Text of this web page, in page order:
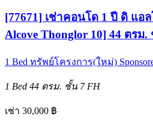
[77671] เช่าคอนโด 1 ปี ดิ แอ
Alcove Thonglor 10] 44 ตรม.
1 Bed ทรัพย์โครงการ(ใหม่)
1 Bed 44 ตรม. ชั้น 7 FH
เช่า 30,000 ฿